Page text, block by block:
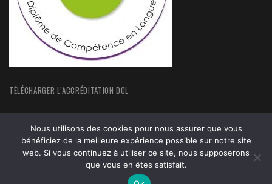
TÉLÉCHARGER L’ACCRÉDITATION DCL
FORMATIONS ACTUALITÉS MENTIONS LEGALES
Nous utilisons des cookies pour nous assurer que vous
bénéficiez de la meilleure expérience possible sur notre site
web. Si vous continuez à utiliser ce site, nous supposerons
que vous en êtes satisfait.